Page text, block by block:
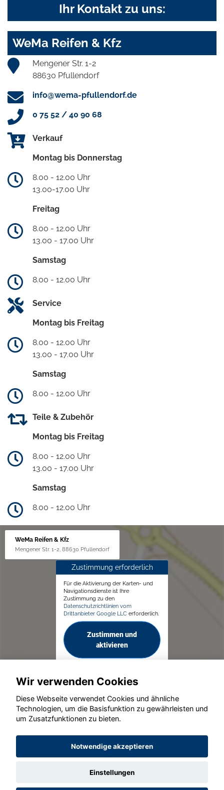
Ihr Kontakt zu uns:
WeMa Reifen & Kfz
Mengener Str. 1-2
88630 Pfullendorf
info@wema-pfullendorf.de
0 75 52 / 40 90 68
Verkauf
Montag bis Donnerstag
8.00 - 12.00 Uhr
13.00-17.00 Uhr
Freitag
8.00 - 12.00 Uhr
13.00 - 17.00 Uhr
Samstag
8.00 - 12.00 Uhr
Service
Montag bis Freitag
8.00 - 12.00 Uhr
13.00 - 17.00 Uhr
Samstag
8.00 - 12.00 Uhr
Teile & Zubehör
Montag bis Freitag
8.00 - 12.00 Uhr
13.00 - 17.00 Uhr
Samstag
8.00 - 12.00 Uhr
WeMa Reifen & Kfz
Mengener Str. 1-2, 88630 Pfullendorf
Zustimmung erforderlich
Für die Aktivierung der Karten- und
Navigationsdienste ist Ihre
Zustimmung zu den
Datenschutzrichtlinien vom
Drittanbieter Google LLC erforderlich.
Zustimmen und
aktivieren
© konjunkturmotor.de GmbH 2020 - 2026
Wir verwenden Cookies
Diese Webseite verwendet Cookies und ähnliche
Technologien, um die Basisfunktion zu gewährleisten und
um Zusatzfunktionen zu bieten.
Notwendige akzeptieren
Einstellungen